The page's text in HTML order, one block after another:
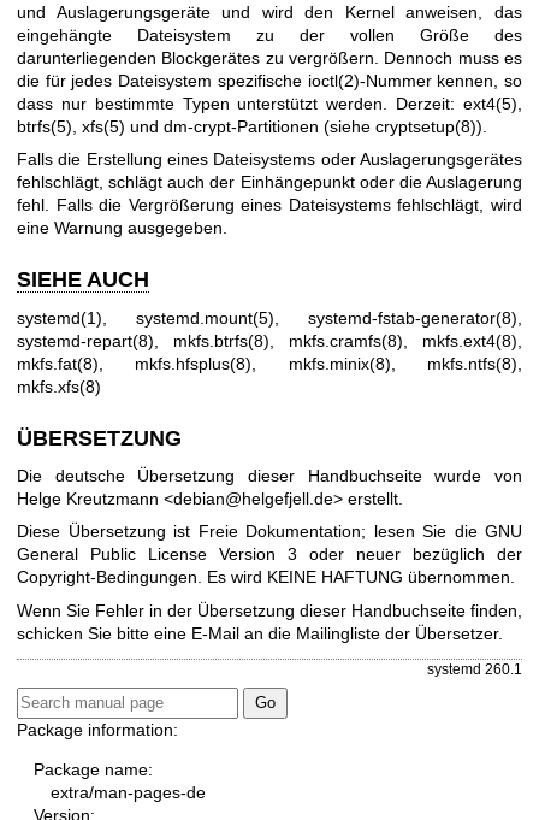
und Auslagerungsgeräte und wird den Kernel anweisen, das
eingehängte Dateisystem zu der vollen Größe des
darunterliegenden Blockgerätes zu vergrößern. Dennoch muss es
die für jedes Dateisystem spezifische ioctl(2)-Nummer kennen, so
dass nur bestimmte Typen unterstützt werden. Derzeit: ext4(5)
btrfs(5) xfs(5) und dm-crypt-Partitionen (siehe cryptsetup(8)).
Falls die Erstellung eines Dateisystems oder Auslagerungsgerätes
fehlschlägt, schlägt auch der Einhängepunkt oder die Auslagerung
fehl. Falls die Vergrößerung eines Dateisystems fehlschlägt, wird
eine Warnung ausgegeben.
SIEHE AUCH
systemd(1) systemd.mount(5) systemd-fstab-generator(8)
systemd-repart(8)
mkfs.btrfs(8) mkfs.cramfs(8) mkfs.ext4(8)
mkfs.fat(8)
mkfs.hfsplus(8) mkfs.minix(8) mkfs.ntfs(8)
mkfs.xfs(8)
ÜBERSETZUNG
Die deutsche Übersetzung dieser Handbuchseite wurde von
Helge Kreutzmann <debian@helgefjell.de> erstellt.
Diese Übersetzung ist Freie Dokumentation; lesen Sie die GNU
General Public License Version 3 oder neuer bezüglich der
Copyright-Bedingungen. Es wird KEINE HAFTUNG übernommen.
Wenn Sie Fehler in der Übersetzung dieser Handbuchseite finden,
schicken Sie bitte eine E-Mail an die Mailingliste der Übersetzer.
systemd 260.1
Package information:
Package name:
extra/man-pages-de
Version: